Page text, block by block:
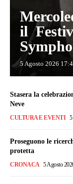
il
5 Agosto 2026
Stasera la
Neve
CULTURA E EVENTI
Proseguono le
protetta
CRONACA 5 Agosto